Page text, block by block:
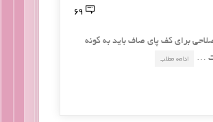
69
برای کف پای صاف باید به گونه
…
ادامه مطلب